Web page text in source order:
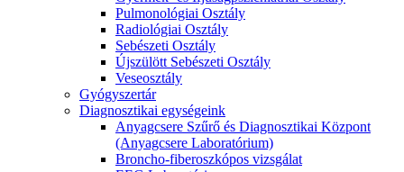
Pulmonológiai Osztály
Radiológiai Osztály
Sebészeti Osztály
Újszülött Sebészeti Osztály
Veseosztály
Gyógyszertár
Diagnosztikai egységeink
Anyagcsere Szűrő és Diagnosztikai Központ
(Anyagcsere Laboratórium)
Broncho-fiberoszkópos vizsgálat